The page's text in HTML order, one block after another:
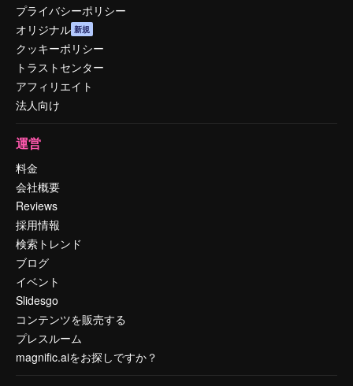
プライバシーポリシー
オリジナル 新規
クッキーポリシー
トラストセンター
アフィリエイト
法人向け
運営
料金
会社概要
Reviews
採用情報
検索トレンド
ブログ
イベント
Slidesgo
コンテンツを販売する
プレスルーム
magnific.aiをお探しですか？